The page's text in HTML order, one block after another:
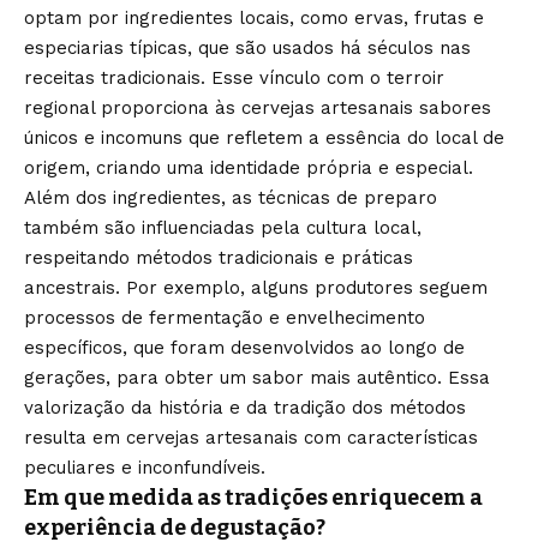
optam por ingredientes locais, como ervas, frutas e
especiarias típicas, que são usados há séculos nas
receitas tradicionais. Esse vínculo com o terroir
regional proporciona às cervejas artesanais sabores
únicos e incomuns que refletem a essência do local de
origem, criando uma identidade própria e especial.
Além dos ingredientes, as técnicas de preparo
também são influenciadas pela cultura local,
respeitando métodos tradicionais e práticas
ancestrais. Por exemplo, alguns produtores seguem
processos de fermentação e envelhecimento
específicos, que foram desenvolvidos ao longo de
gerações, para obter um sabor mais autêntico. Essa
valorização da história e da tradição dos métodos
resulta em cervejas artesanais com características
peculiares e inconfundíveis.
Em que medida as tradições enriquecem a
experiência de degustação?